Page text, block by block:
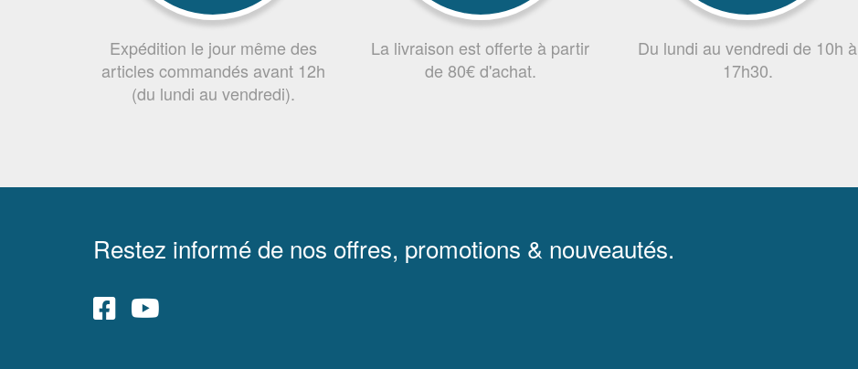
Expédition le jour même des
articles commandés avant 12h
(du lundi au vendredi).
La livraison est offerte à partir
de 80€ d'achat.
Du lundi au vendredi de 10h à
17h30.
Restez informé de nos offres, promotions & nouveautés.